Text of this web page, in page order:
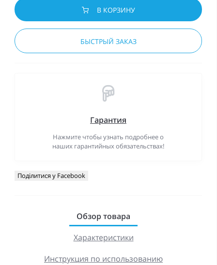
В КОРЗИНУ
БЫСТРЫЙ ЗАКАЗ
Гарантия
Нажмите чтобы узнать подробнее о
наших гарантийных обязательствах!
Поділитися у Facebook
Обзор товара
Характеристики
Инструкция по использованию